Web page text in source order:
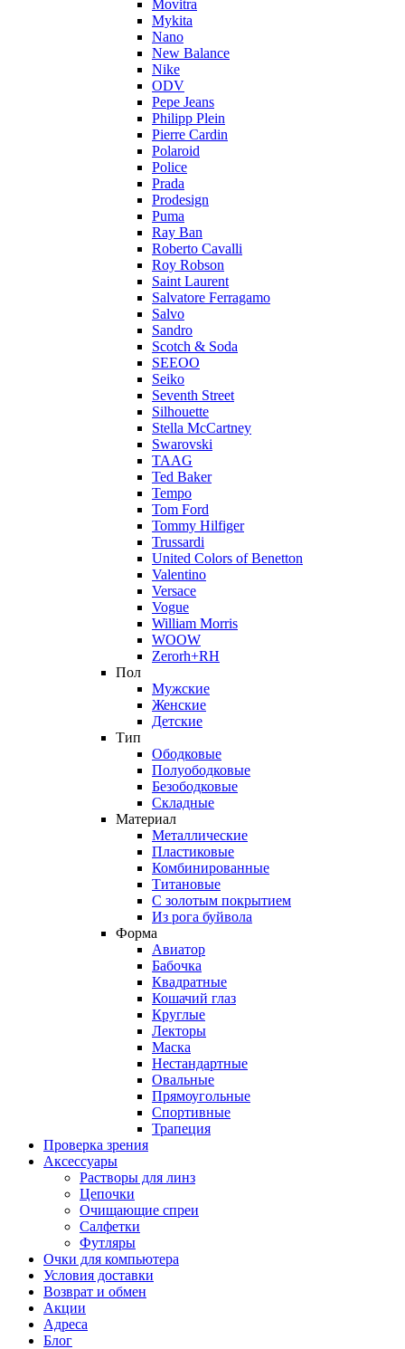
Movitra
Mykita
Nano
New Balance
Nike
ODV
Pepe Jeans
Philipp Plein
Pierre Cardin
Polaroid
Police
Prada
Prodesign
Puma
Ray Ban
Roberto Cavalli
Roy Robson
Saint Laurent
Salvatore Ferragamo
Salvo
Sandro
Scotch & Soda
SEEOO
Seiko
Seventh Street
Silhouette
Stella McCartney
Swarovski
TAAG
Ted Baker
Tempo
Tom Ford
Tommy Hilfiger
Trussardi
United Colors of Benetton
Valentino
Versace
Vogue
William Morris
WOOW
Zerorh+RH
Пол
Мужские
Женские
Детские
Тип
Ободковые
Полуободковые
Безободковые
Складные
Материал
Металлические
Пластиковые
Комбинированные
Титановые
С золотым покрытием
Из рога буйвола
Форма
Авиатор
Бабочка
Квадратные
Кошачий глаз
Круглые
Лекторы
Маска
Нестандартные
Овальные
Прямоугольные
Спортивные
Трапеция
Проверка зрения
Аксессуары
Растворы для линз
Цепочки
Очищающие спреи
Салфетки
Футляры
Очки для компьютера
Условия доставки
Возврат и обмен
Акции
Адреса
Блог